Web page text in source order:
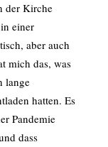
der Kirche
einer
aber auch
mich das, was
lange
hatten. Es
Pandemie
dass